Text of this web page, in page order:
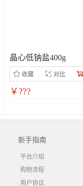
晶心低钠盐400g
收藏 对比
￥???
新手指南
平台介绍
购物流程
用户协议